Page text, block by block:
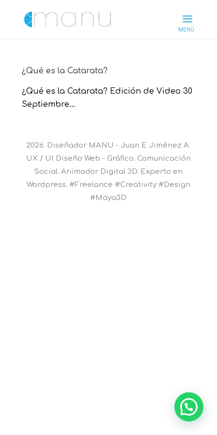
¿Qué es la Catarata?
¿Qué es la Catarata? Edición de Video 30
Septiembre...
2026. Diseñador MANU - Juan E Jiménez A.
UX / UI Diseño Web - Gráfico. Comunicación
Social. Animador Digital 3D. Experto en
Wordpress. #Freelance #Creativity #Design
#Maya3D